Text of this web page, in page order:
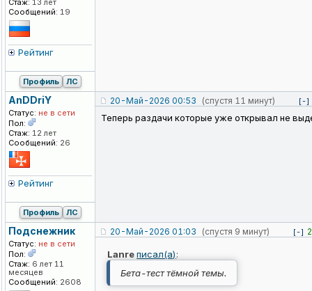
Стаж: 13 лет
Сообщений: 19
Рейтинг
Профиль ЛС
AnDDriY
Статус: не в сети
Пол:
Стаж: 12 лет
Сообщений: 26
Рейтинг
20-Май-2026 00:53 (спустя 11 минут) [-]
Теперь раздачи которые уже открывал не
Профиль ЛС
Подснежник
Статус: не в сети
Пол:
Стаж: 6 лет 11
месяцев
Сообщений: 2608
20-Май-2026 01:03 (спустя 9 минут) [-] 2
Lanreписал(а):
Бета-тест тёмной темы.